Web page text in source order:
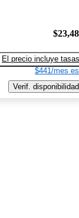
El precio incluye tasas
$441/mes
Verif. disponibilidad